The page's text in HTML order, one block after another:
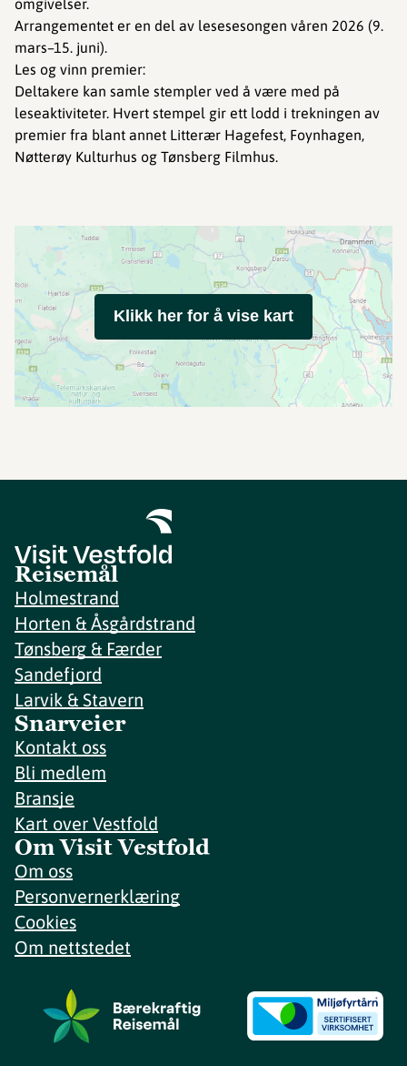
omgivelser.
Arrangementet er en del av lesesesongen våren 2026 (9.
mars–15. juni).
Les og vinn premier:
Deltakere kan samle stempler ved å være med på
leseaktiviteter. Hvert stempel gir ett lodd i trekningen av
premier fra blant annet Litterær Hagefest, Foynhagen,
Nøtterøy Kulturhus og Tønsberg Filmhus.
Klikk her for å vise kart
Reisemål
Holmestrand
Horten & Åsgårdstrand
Tønsberg & Færder
Sandefjord
Larvik & Stavern
Snarveier
Kontakt oss
Bli medlem
Bransje
Kart over Vestfold
Om Visit Vestfold
Om oss
Personvernerklæring
Cookies
Om nettstedet